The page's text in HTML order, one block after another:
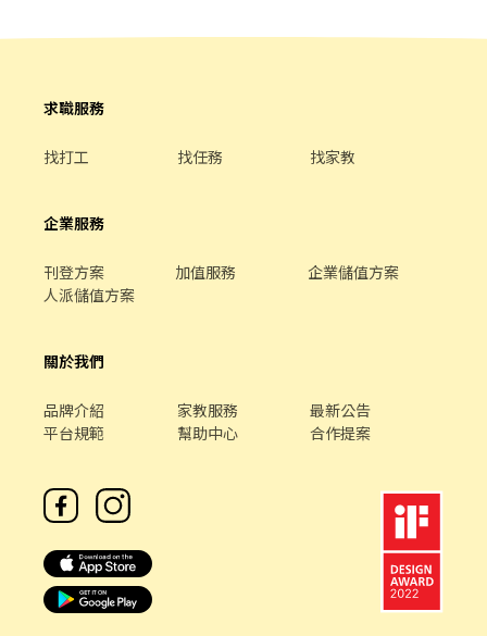
求職服務
找打工 找任務 找家教
企業服務
刊登方案 加值服務
企業儲值方案
人派儲值方案
關於我們
品牌介紹 家教服務
最新公告
平台規範
幫助中心 合作提案